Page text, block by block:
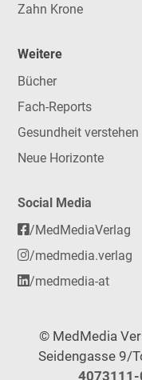
Zahn Krone
Weitere
Bücher
Fach-Reports
Gesundheit verstehen
Neue Horizonte
Social Media
/MedMediaVerlag
/medmedia.verlag
/medmedia-at
© MedMedia
Seidengasse 9/
4073111-